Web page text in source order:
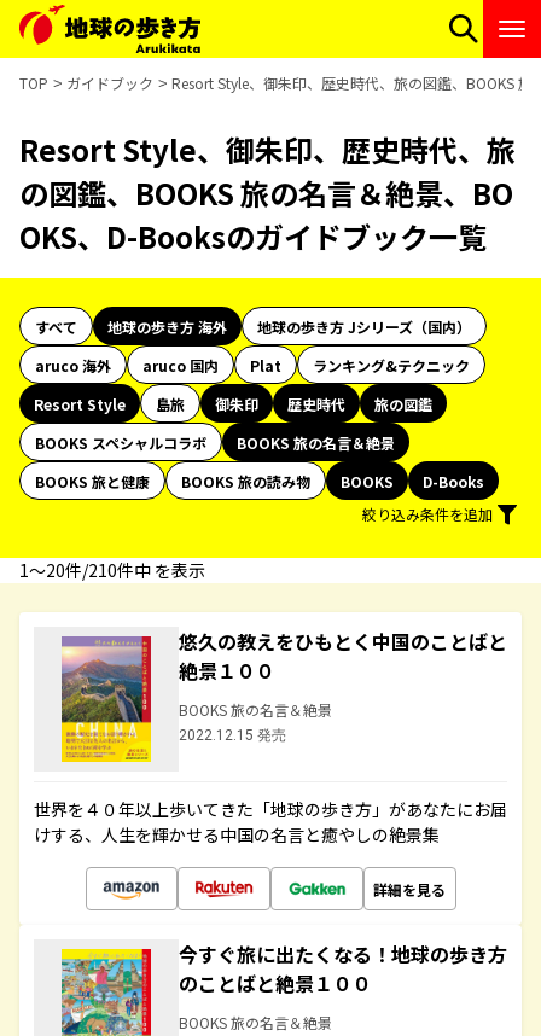
TOP ガイドブック Resort Style、御朱印、歴史時代、旅の図鑑、BOOKS
Resort Style、御朱印、歴史時代、旅
の図鑑、BOOKS 旅の名言＆絶景、BO
OKS、D-Booksのガイドブック一覧
すべて 地球の歩き方 海外
地球の歩き方 Jシリーズ（国内）
aruco 海外
aruco 国内 Plat
ランキング&テクニック
Resort Style
島旅 御朱印 歴史時代
旅の図鑑
BOOKS スペシャルコラボ
BOOKS 旅の名言＆絶景
BOOKS 旅と健康
BOOKS 旅の読み物 BOOKS
D-Books
絞り込み条件を追加
1〜20件/210件中 を表示
悠久の教えをひもとく中国のことばと
絶景１００
BOOKS 旅の名言＆絶景
2022.12.15 発売
世界を４０年以上歩いてきた「地球の歩き方」があなたにお届
けする、人生を輝かせる中国の名言と癒やしの絶景集
詳細を見る
今すぐ旅に出たくなる！地球の歩き方
のことばと絶景１００
BOOKS 旅の名言＆絶景